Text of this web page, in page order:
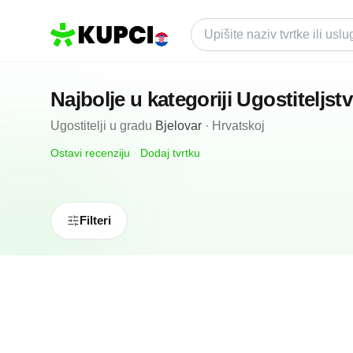
Najbolje u kategoriji
Ugostitelji u gradu Bjelovar · Hrvatskoj
Ostavi recenziju · Dodaj tvrtku
Filteri